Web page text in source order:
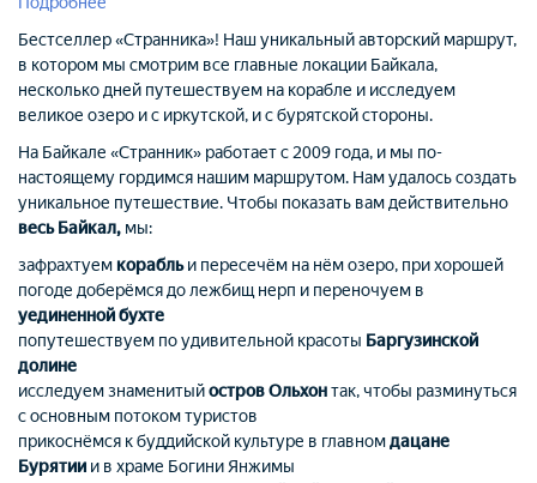
Бестселлер «Странника»! Наш уникальный авторский маршрут,
в котором мы смотрим все главные локации Байкала,
несколько дней путешествуем на корабле и исследуем
великое озеро и с иркутской, и с бурятской стороны.
На Байкале «Странник» работает с 2009 года, и мы по-
настоящему гордимся нашим маршрутом. Нам удалось создать
уникальное путешествие. Чтобы показать вам действительно
весь Байкал, мы:
зафрахтуемкорабльи пересечём на нём озеро, при хорошей
погоде доберёмся до лежбищ нерп и переночуем в
уединенной бухте
попутешествуем по удивительной красоты Баргузинской
долине
исследуем знаменитыйостров Ольхонтак, чтобы разминуться
с основным потоком туристов
прикоснёмся к буддийской культуре в главномдацане
Бурятии и в храме Богини Янжимы